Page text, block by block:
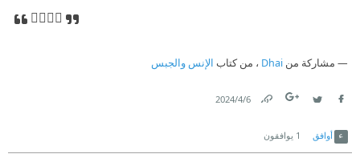
👍🏻👍🏻
مشاركة من Dhai ، من كتاب الإنس والجبس
6‏/4‏/2024
أوافق 1 يوافقون